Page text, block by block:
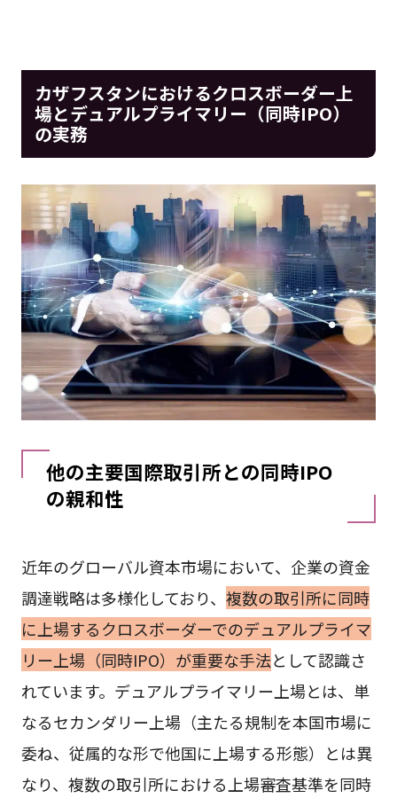
カザフスタンにおけるクロスボーダー上
場とデュアルプライマリー（同時IPO）
の実務
他の主要国際取引所との同時IPO
の親和性
近年のグローバル資本市場において、企業の資金
調達戦略は多様化しており、 複数の取引所に同時
に上場するクロスボーダーでのデュアルプライマ
リー上場（同時IPO）が重要な手法として認識さ
れています。デュアルプライマリー上場とは、単
なるセカンダリー上場（主たる規制を本国市場に
委ね、従属的な形で他国に上場する形態）とは異
なり、複数の取引所における上場審査基準を同時